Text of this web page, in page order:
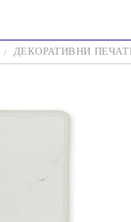
ДЕКОРАТИВНИ